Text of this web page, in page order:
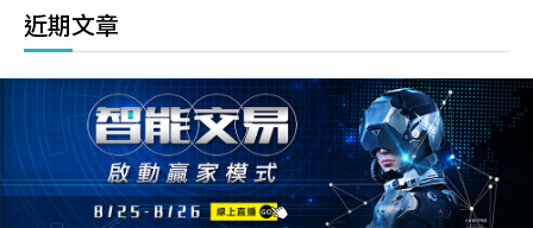
近期文章
指數挑戰四萬五 20260806 選擇權看盤日記
夜盤大漲一千二 今日會反彈? 20260805 選擇權看盤日記